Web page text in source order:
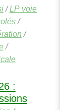
/LPvoie
/
/
/
: